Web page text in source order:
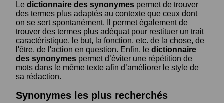
Le dictionnaire des synonymes permet de trouver
des termes plus adaptés au contexte que ceux dont
on se sert spontanément. Il permet également de
trouver des termes plus adéquat pour restituer un trait
caractéristique, le but, la fonction, etc. de la chose, de
l'être, de l'action en question. Enfin, le dictionnaire
des synonymes permet d’éviter une répétition de
mots dans le même texte afin d’améliorer le style de
sa rédaction.
Synonymes les plus recherchés